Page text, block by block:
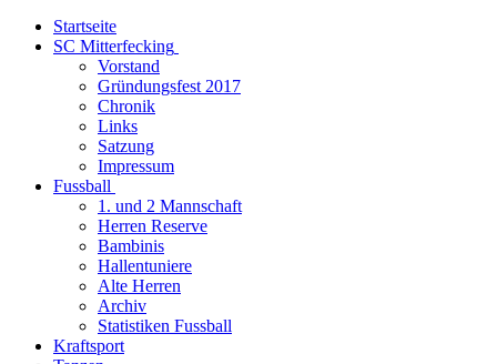
Startseite
SC Mitterfecking
Vorstand
Gründungsfest 2017
Chronik
Links
Satzung
Impressum
Fussball
1. und 2 Mannschaft
Herren Reserve
Bambinis
Hallentuniere
Alte Herren
Archiv
Statistiken Fussball
Kraftsport